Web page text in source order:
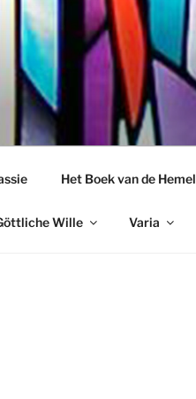
Het Boek van de Hemel
Wille Varia